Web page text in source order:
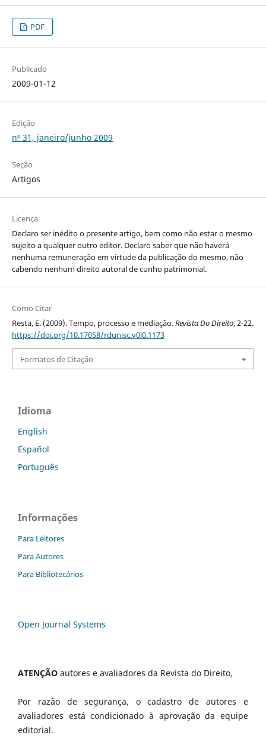
PDF
Publicado
2009-01-12
Edição
nº 31, janeiro/junho 2009
Seção
Artigos
Licença
Declaro ser inédito o presente artigo, bem como não estar o mesmo
sujeito a qualquer outro editor. Declaro saber que não haverá
nenhuma remuneração em virtude da publicação do mesmo, não
cabendo nenhum direito autoral de cunho patrimonial.
Como Citar
Resta, E. (2009). Tempo, processo e mediação.Revista Do Direito, 2-22.
https://doi.org/10.17058/rdunisc.v0i0.1173
Formatos de Citação
Idioma
English
Español
Português
Informações
Para Leitores
Para Autores
Para Bibliotecários
Open Journal Systems
ATENÇÃO autores e avaliadores da Revista do Direito,
Por razão de segurança, o cadastro de autores e
avaliadores está condicionado à aprovação da equipe
editorial.